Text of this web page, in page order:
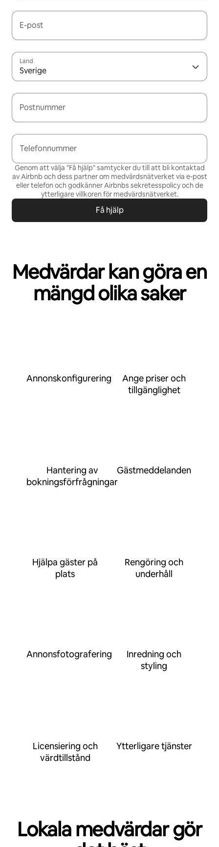
E-post
Land
Sverige
Postnummer
Telefonnummer
Genom att välja "Få hjälp" samtycker du till att bli kontaktad
av Airbnb och dess partner om medvärdsnätverket via e-post
eller telefon och godkänner Airbnbs sekretesspolicy och de
ytterligare villkoren för medvärdsnätverket.
Få hjälp
Medvärdar kan göra en
mängd olika saker
Annonskonfigurering
Ange priser och
tillgänglighet
Hantering av
bokningsförfrågningar
Gästmeddelanden
Hjälpa gäster på
plats
Rengöring och
underhåll
Annonsfotografering
Inredning och
styling
Licensiering och
värdtillstånd
Ytterligare tjänster
Lokala medvärdar gör